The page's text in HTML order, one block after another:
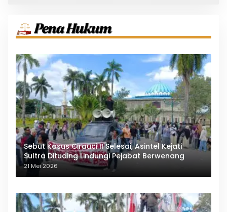
Sebut Kasus Cirauci II Selesai, Asintel Kejati
Sultra Dituding Lindungi Pejabat Berwenang
21 Mei 2026